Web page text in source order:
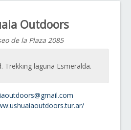
Outdoors
de la Plaza 2085
Trekking laguna Esmeralda.